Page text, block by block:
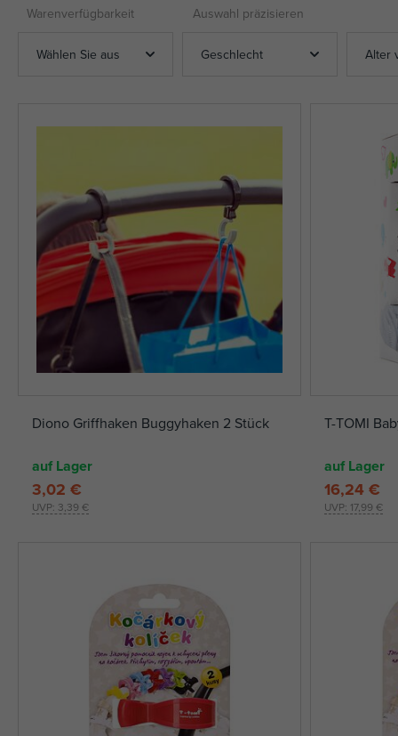
Warenverfügbarkeit Auswahl präzisieren
Wählen Sie aus Geschlecht Alter
Diono Griffhaken Buggyhaken 2 Stück
auf Lager
UVP: 3,39 €
3,02 €
T-TOMI
auf Lager
UVP: 17,99 €
16,24 €